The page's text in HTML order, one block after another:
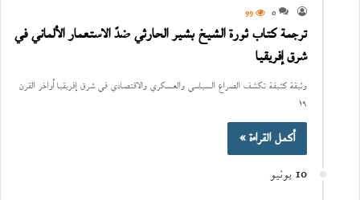
0
99
ترجمة كتاب ثورة الشيخ بشير الحارثي ضدّ الاستعمار الألماني في
شرق إفريقيا
وثيقة كثيفة تكشف الصراع السياسي والعسكري والاقتصادي في شرق إفريقيا أواخر القرن
١٩
أكمل القراءة »
10 يونيو